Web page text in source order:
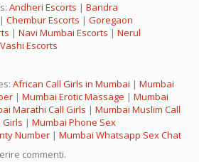
Andheri Escorts | Bandra
| Chembur Escorts | Goregaon
| Navi Mumbai Escorts | Nerul
Vashi Escorts
African Call Girls in Mumbai | Mumbai
| Mumbai Erotic Massage | Mumbai
Marathi Call Girls | Mumbai Muslim Call
Girls | Mumbai Phone Sex
Number | Mumbai Whatsapp Sex Chat
commenti.